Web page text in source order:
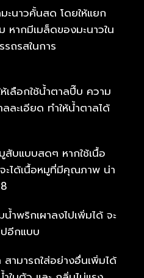
มะนาวคั้นสด โดยให้แยก
ากมีเมล็ดของมะนาวใน
ถรสในการ
เลือกใช้น้ำตาลปี๊บ ความ
ละเอียด ทำให้น้ำตาลได้
สับแบบสดๆ หากใช้เนื้อ
ะได้เนื้อหมูที่มีคุณภาพ น่า
ำพริกเผาลงไปเพิ่มได้ จะ
อีกแบบ
สามารถใส่อย่างอื่นเพิ่มได้